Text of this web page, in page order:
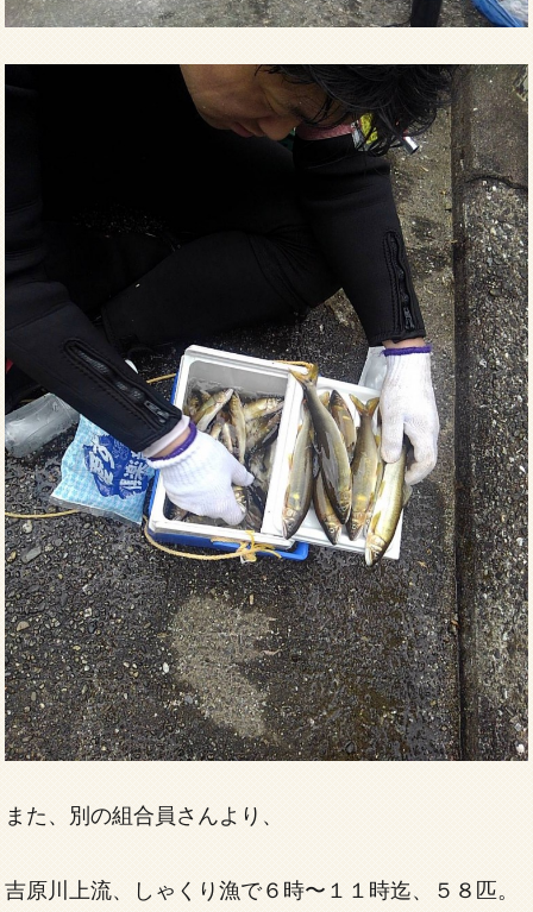
また、別の組合員さんより、
吉原川上流、しゃくり漁で６時〜１１時迄、５８匹。